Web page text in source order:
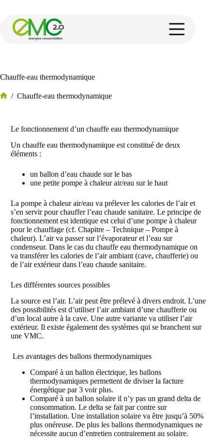
Chauffe-eau thermodynamique
/ Chauffe-eau thermodynamique
Le fonctionnement d’un chauffe eau thermodynamique
Un chauffe eau thermodynamique est constitué de deux
éléments :
un ballon d’eau chaude sur le bas
une petite pompe à chaleur air/eau sur le haut
La pompe à chaleur air/eau va prélever les calories de l’air et
s’en servir pour chauffer l’eau chaude sanitaire. Le principe de
fonctionnement est identique est celui d’une pompe à chaleur
pour le chauffage (cf. Chapitre – Technique – Pompe à
chaleur). L’air va passer sur l’évaporateur et l’eau sur
condenseur. Dans le cas du chauffe eau thermodynamique on
va transférer les calories de l’air ambiant (cave, chaufferie) ou
de l’air extérieur dans l’eau chaude sanitaire.
Les différentes sources possibles
La source est l’air. L’air peut être prélevé à divers endroit. L’une
des possibilités est d’utiliser l’air ambiant d’une chaufferie ou
d’un local autre à la cave. Une autre variante va utiliser l’air
extérieur. Il existe également des systèmes qui se branchent sur
une VMC.
Les avantages des ballons thermodynamiques
Comparé à un ballon électrique, les ballons
thermodynamiques permettent de diviser la facture
énergétique par 3 voir plus.
Comparé à un ballon solaire il n’y pas un grand delta de
consommation. Le delta se fait par contre sur
l’installation. Une installation solaire va être jusqu’à 50%
plus onéreuse. De plus les ballons thermodynamiques ne
nécessite aucun d’entretien contrairement au solaire.